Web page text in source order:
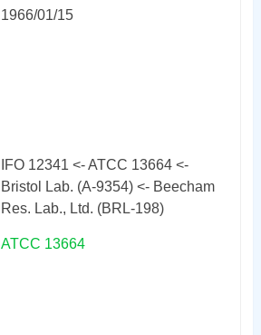
1966/01/15
IFO 12341 <- ATCC 13664 <-
Bristol Lab. (A-9354) <- Beecham
Res. Lab., Ltd. (BRL-198)
ATCC 13664